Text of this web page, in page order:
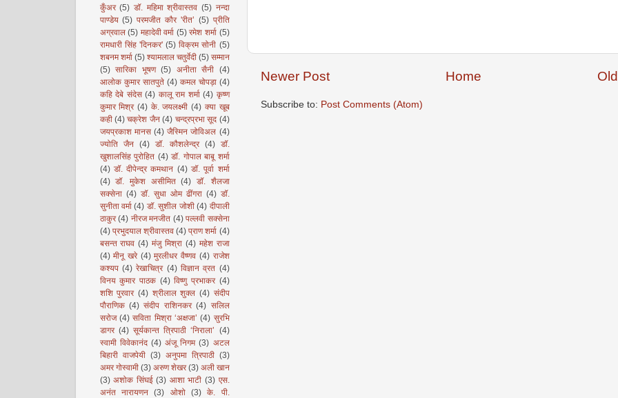
Newer Post Home
Subscribe to: Post Comments (Atom)
कुँअर (5) डॉ. महिमा श्रीवास्तव (5) नन्दा
पाण्डेय (5) परमजीत कौर 'रीत’ (5) प्रीति
अग्रवाल (5) महादेवी वर्मा (5) रमेश शर्मा (5)
रामधारी सिंह 'दिनकर' (5) विक्रम सोनी (5)
शबनम शर्मा (5) श्यामलाल चतुर्वेदी (5) सम्मान
(5) सारिका भूषण (5) अनीता सैनी (4)
आलोक कुमार सातपुते (4) कमल चोपड़ा (4)
कहि देबे संदेस (4) कालू राम शर्मा (4) कृष्ण
कुमार मिश्र (4) के. जयलक्ष्मी (4) क्या खूब
कही (4) चक्रेश जैन (4) चन्द्रप्रभा सूद (4)
जयप्रकाश मानस (4) जैस्मिन जोविअल (4)
ज्योति जैन
(4) डॉ. कौशलेन्द्र (4)
डॉ.
खुशालसिंह पुरोहित (4) डॉ. गोपाल बाबू शर्मा
(4) डॉ. दीपेन्द्र कमथान (4) डॉ. पूर्वा शर्मा
(4) डॉ. मुकेश असीमित (4) डॉ. शैलजा
सक्सेना (4) डॉ. सुधा ओम ढींगरा (4) डॉ.
सुनीता वर्मा (4) डॉ. सुशील जोशी (4) दीपाली
ठाकुर (4) नीरज मनजीत (4) पल्लवी सक्सेना
(4) प्रभुदयाल श्रीवास्तव (4) प्राण शर्मा (4)
बसन्त राघव (4) मंजु मिश्रा (4) महेश राजा
(4) मीनू खरे (4) मुरलीधर वैष्णव (4) राजेश
कश्यप (4) रेखाचित्र (4) विज्ञान व्रत (4)
विनय कुमार पाठक (4) विष्णु प्रभाकर (4)
शशि पुरवार (4) श्रीलाल शुक्ल (4) संदीप
पौराणिक (4) संदीप राशिनकर (4) सलिल
सरोज (4) सविता मिश्रा ‘अक्षजा’ (4) सुरभि
डागर (4) सूर्यकान्त त्रिपाठी ‘निराला’ (4)
स्वामी विवेकानंद (4) अंजू निगम (3) अटल
बिहारी वाजपेयी (3) अनुपमा त्रिपाठी (3)
अमर गोस्वामी (3) अरुण शेखर (3) अली खान
(3) अशोक सिंघई (3) आशा भाटी (3) एस.
अनंत नारायणन (3) ओशो (3) के. पी.